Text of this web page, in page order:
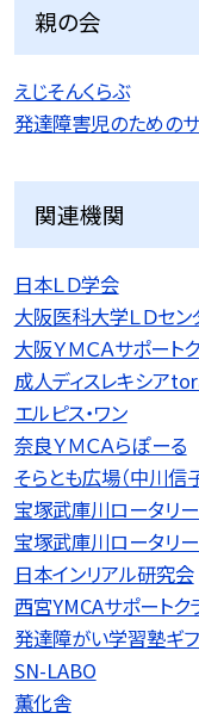
親の会
えじそんくらぶ
発達障害児のための
関連機関
日本ＬＤ学会
大阪医科大学ＬＤセン
大阪ＹＭＣＡサポート
成人ディスレキシア
エルピス・ワン
奈良ＹＭＣＡらぽーる
そらとも広場（中川信
宝塚武庫川ロータリ
宝塚武庫川ロータリー
日本インリアル研究会
西宮YMCAサポートク
発達障がい学習塾ギ
SN-LABO
薫化舎